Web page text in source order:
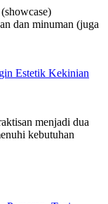
dan minuman (juga
Estetik Kekinian
menjadi dua
kebutuhan